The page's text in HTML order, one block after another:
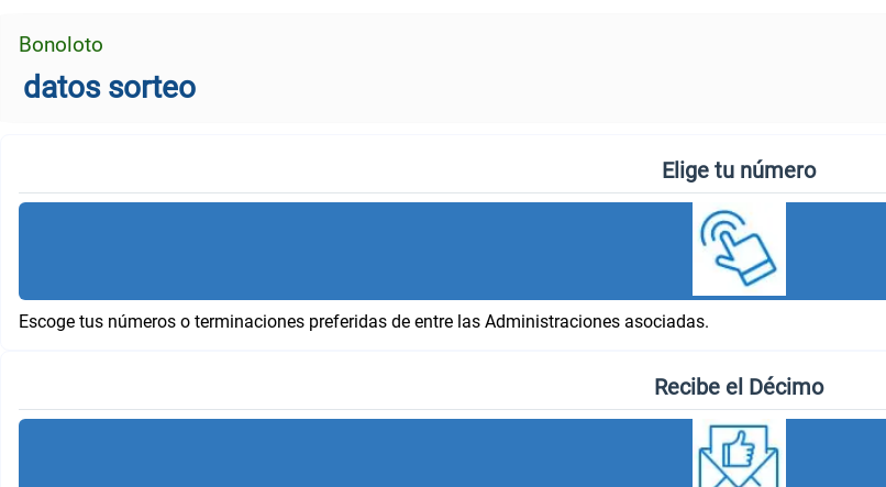
Bonoloto
datos sorteo
Elige tu número
Escoge tus números o terminaciones preferidas de entre las Administraciones asociadas.
Recibe el Décimo